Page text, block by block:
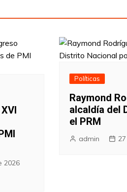
2026
Políticas
Raymond
alcaldía del
el PRM
admin